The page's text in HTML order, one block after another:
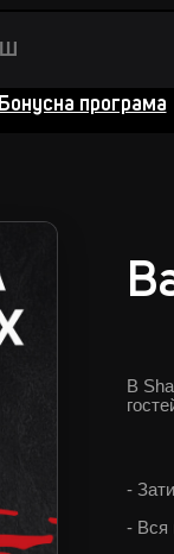
Бонусна програма
В
-
- Вся